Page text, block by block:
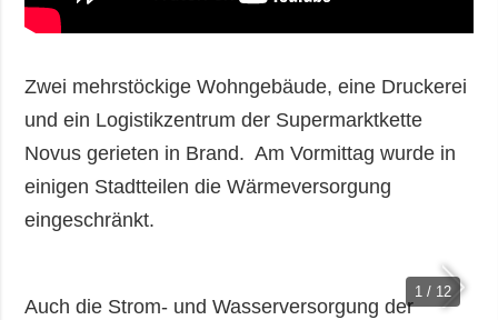
Zwei mehrstöckige Wohngebäude, eine Druckerei
und ein Logistikzentrum der Supermarktkette
Novus gerieten in Brand. Am Vormittag wurde in
einigen Stadtteilen die Wärmeversorgung
eingeschränkt.
1 / 12
Auch die Strom- und Wasserversorgung der